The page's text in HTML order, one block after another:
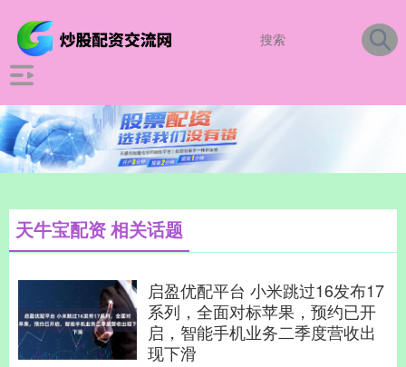
天牛宝配资 相关话题
启盈优配平台 小米跳过16发布17
系列，全面对标苹果，预约已开
启，智能手机业务二季度营收出
现下滑